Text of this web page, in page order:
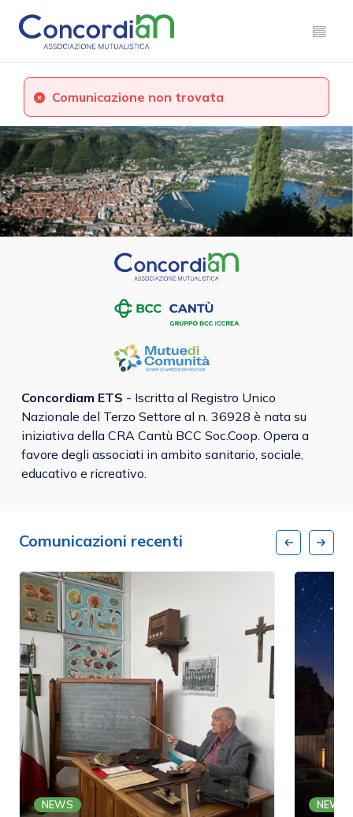
Comunicazione non trovata
Concordiam ETS - Iscritta al Registro Unico
Nazionale del Terzo Settore al n. 36928 è nata su
iniziativa della CRA Cantù BCC Soc.Coop. Opera a
favore degli associati in ambito sanitario, sociale,
educativo e ricreativo.
Comunicazioni recenti
NEWS NEWS